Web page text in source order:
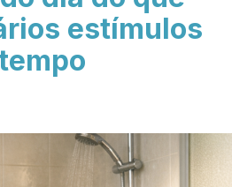
estímulos